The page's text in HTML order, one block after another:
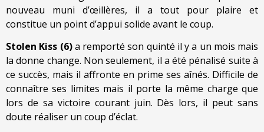
nouveau muni d’œillères, il a tout pour plaire et
constitue un point d’appui solide avant le coup.
Stolen Kiss (6)a remporté son quinté il y a un mois mais
la donne change. Non seulement, il a été pénalisé suite à
ce succès, mais il affronte en prime ses aînés. Difficile de
connaître ses limites mais il porte la même charge que
lors de sa victoire courant juin. Dès lors, il peut sans
doute réaliser un coup d’éclat.